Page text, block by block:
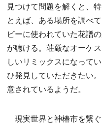
見つけて問題を解くと、
とえば、ある場所を調べ
ビーに使われていた花譜
が聴ける。荘厳なオーケ
しいリミックスになって
ひ発見していただきたい
意されているようだ。
現実世界と神椿市を繋